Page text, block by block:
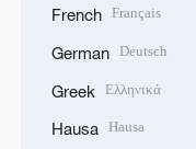
French Français
German Deutsch
Greek Ελληνικά
Hausa Hausa